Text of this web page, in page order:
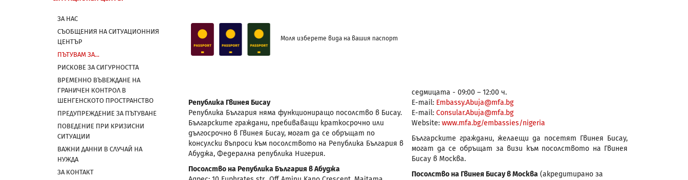
ЗА НАС
СЪОБЩЕНИЯ НА СИТУАЦИОННИЯ
ЦЕНТЪР
ПЪТУВАМ ЗА...
РИСКОВЕ ЗА СИГУРНОСТТА
ВРЕМЕННО ВЪВЕЖДАНЕ НА
ГРАНИЧЕН КОНТРОЛ В
ШЕНГЕНСКОТО ПРОСТРАНСТВО
ПРЕДУПРЕЖДЕНИЕ ЗА ПЪТУВАНЕ
ПОВЕДЕНИЕ ПРИ КРИЗИСНИ
СИТУАЦИИ
ВАЖНИ ДАННИ В СЛУЧАЙ НА
НУЖДА
ЗА КОНТАКТ
Моля изберете вида на вашия паспорт
Република Гвинея Бисау
Република България няма функциониращо посолство в Бисау.
Българските граждани, пребиваващи краткосрочно или
дългосрочно в Гвинея Бисау, могат да се обръщат по
консулски въпроси към посолството на Република България в
Абуджа, Федерална република Нигерия.
Посолство на Република България в Абуджа
седмицата - 09:00 – 12:00 ч.
E-mail: Embassy.Abuja@mfa.bg
Е-mail:Consular.Abuja@mfa.bg
Website:www.mfa.bg/embassies/nigeria
Българските граждани, желаещи да посетят Гвинея Бисау,
могат да се обръщат за визи към посолството на Гвинея
Бисау в Москва.
Посолство на Гвинея Бисау в Москва (акредитирано за